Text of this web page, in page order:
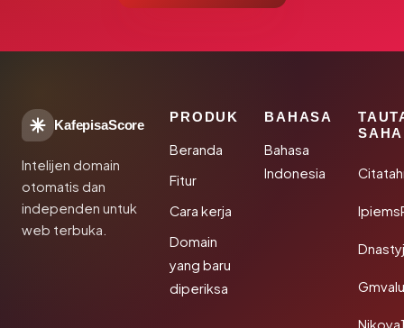
KafepisaScore
Intelijen domain
otomatis dan
independen untuk
web terbuka.
PRODUK
Beranda
Fitur
Cara kerja
Domain
yang baru
diperiksa
BAHASA
Bahasa
Indonesia